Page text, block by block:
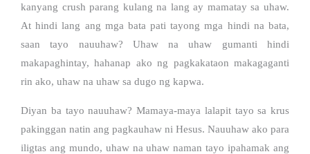
kanyang crush parang kulang na lang ay mamatay sa uhaw.
At hindi lang ang mga bata pati tayong mga hindi na bata,
saan tayo nauuhaw? Uhaw na uhaw gumanti hindi
makapaghintay, hahanap ako ng pagkakataon makagaganti
rin ako, uhaw na uhaw sa dugo ng kapwa.
Diyan ba tayo nauuhaw? Mamaya-maya lalapit tayo sa krus
pakinggan natin ang pagkauhaw ni Hesus. Nauuhaw ako para
iligtas ang mundo, uhaw na uhaw naman tayo ipahamak ang